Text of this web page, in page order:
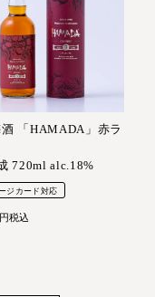
「HAMADA」赤ラ
720ml alc.18%
ジカード対応
税込